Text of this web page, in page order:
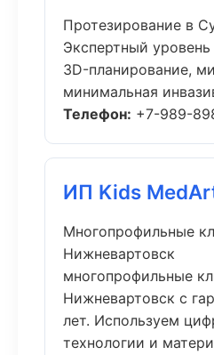
Протезирование в
Экспертный
3D-планирование,
минимальная
Телефон: +7-989-
ИП Kids
Многопрофильные
Нижневартовск
многопрофильные
Нижневартовск с
лет. Используем
технологии и